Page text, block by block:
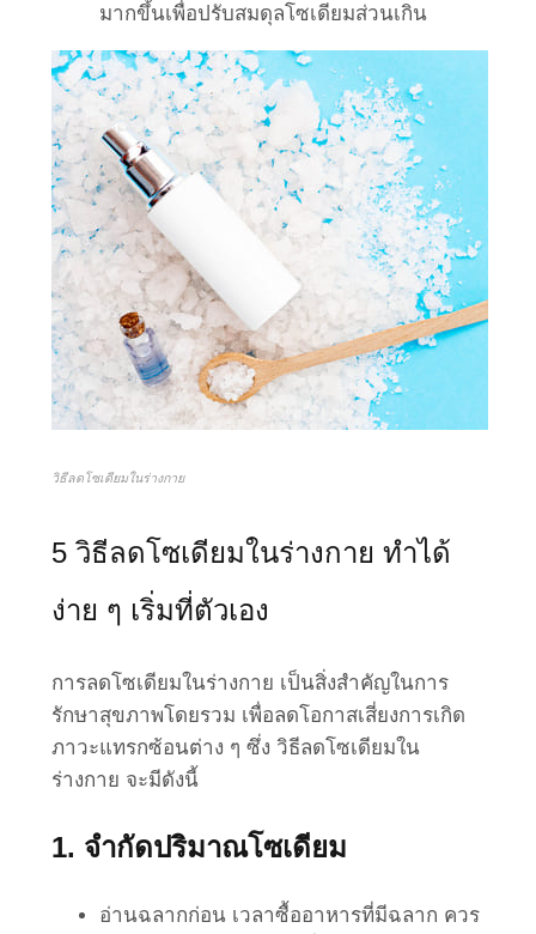
มากขึ้นเพื่อปรับสมดุลโซเดียมส่วนเกิน
วิธีลดโซเดียมในร่างกาย
5 วิธีลดโซเดียมในร่างกาย ทำได้
ง่าย ๆ เริ่มที่ตัวเอง
การลดโซเดียมในร่างกาย เป็นสิ่งสำคัญในการ
รักษาสุขภาพโดยรวม เพื่อลดโอกาสเสี่ยงการเกิด
ภาวะแทรกซ้อนต่าง ๆ ซึ่ง วิธีลดโซเดียมใน
ร่างกาย จะมีดังนี้
1. จำกัดปริมาณโซเดียม
อ่านฉลากก่อน เวลาซื้ออาหารที่มีฉลาก ควร